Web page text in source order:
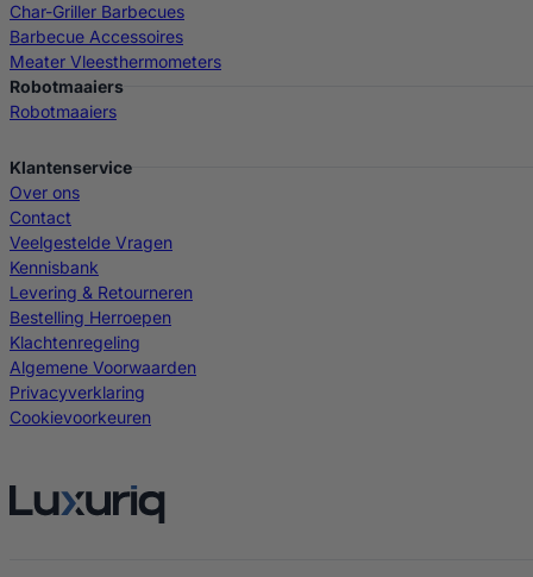
Char-Griller Barbecues
Barbecue Accessoires
Meater Vleesthermometers
Robotmaaiers
Robotmaaiers
Klantenservice
Over ons
Contact
Veelgestelde Vragen
Kennisbank
Levering & Retourneren
Bestelling Herroepen
Klachtenregeling
Algemene Voorwaarden
Privacyverklaring
Cookievoorkeuren